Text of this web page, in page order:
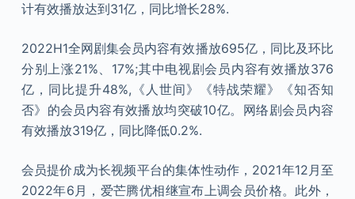
计有效播放达到31亿，同比增长28%.
2022H1全网剧集会员内容有效播放695亿，同比及环比
分别上涨21%、17%;其中电视剧会员内容有效播放376
亿，同比提升48%,《人世间》《特战荣耀》《知否知
否》的会员内容有效播放均突破10亿。网络剧会员内容
有效播放319亿，同比降低0.2%.
会员提价成为长视频平台的集体性动作，2021年12月至
2022年6月，爱芒腾优相继宣布上调会员价格。此外，